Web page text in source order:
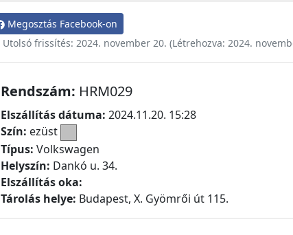
Megosztás Facebook-on
Utolsó frissítés: 2024. november 20. (Létrehozva: 2024.
Rendszám: HRM029
Elszállítás dátuma: 2024.11.20. 15:28
Szín: ezüst
Típus: Volkswagen
Helyszín: Dankó u. 34.
Elszállítás oka:
Tárolás helye: Budapest, X. Gyömrői út 115.